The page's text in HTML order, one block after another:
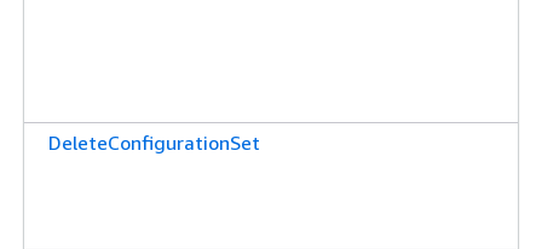
DeleteConfigurationSet